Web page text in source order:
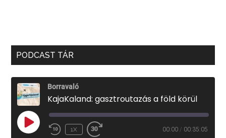
PODCAST TÁR
Borravaló
KajaKaland: gasztroutazás a föld körül
PLAY
EPISODE
1X 00:00 / 00:35:05